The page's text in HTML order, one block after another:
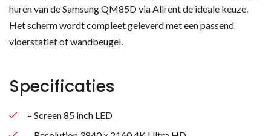
huren van de Samsung QM85D via Allrent de ideale keuze.
Het scherm wordt compleet geleverd met een passend
vloerstatief of wandbeugel.
Specificaties
– Screen 85 inch LED